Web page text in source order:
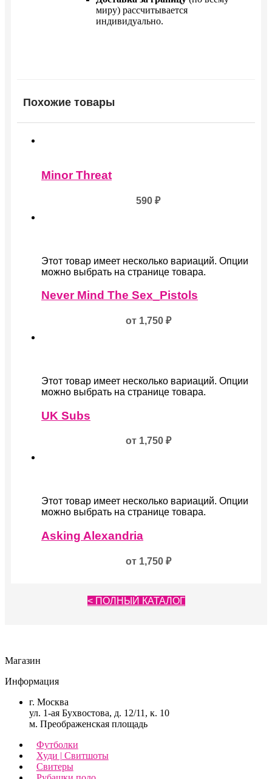
миру) рассчитывается
индивидуально.
Похожие товары
Minor Threat
590 ₽
Этот товар имеет несколько вариаций. Опции
можно выбрать на странице товара.
Never Mind The Sex_Pistols
от 1,750 ₽
Этот товар имеет несколько вариаций. Опции
можно выбрать на странице товара.
UK Subs
от 1,750 ₽
Этот товар имеет несколько вариаций. Опции
можно выбрать на странице товара.
Asking Alexandria
от 1,750 ₽
< ПОЛНЫЙ КАТАЛОГ
Магазин
Информация
г. Москва
ул. 1-ая Бухвостова, д. 12/11, к. 10
м. Преображенская площадь
Футболки
Худи | Свитшоты
Свитеры